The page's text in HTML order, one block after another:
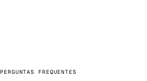
PERGUNTAS FREQUENTES